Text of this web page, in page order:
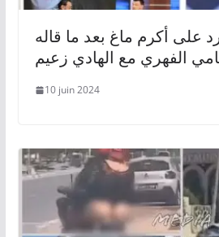
على أكرم ماغ بعد ما قاله
الفهري مع الهادي زعيم
10 juin 2024